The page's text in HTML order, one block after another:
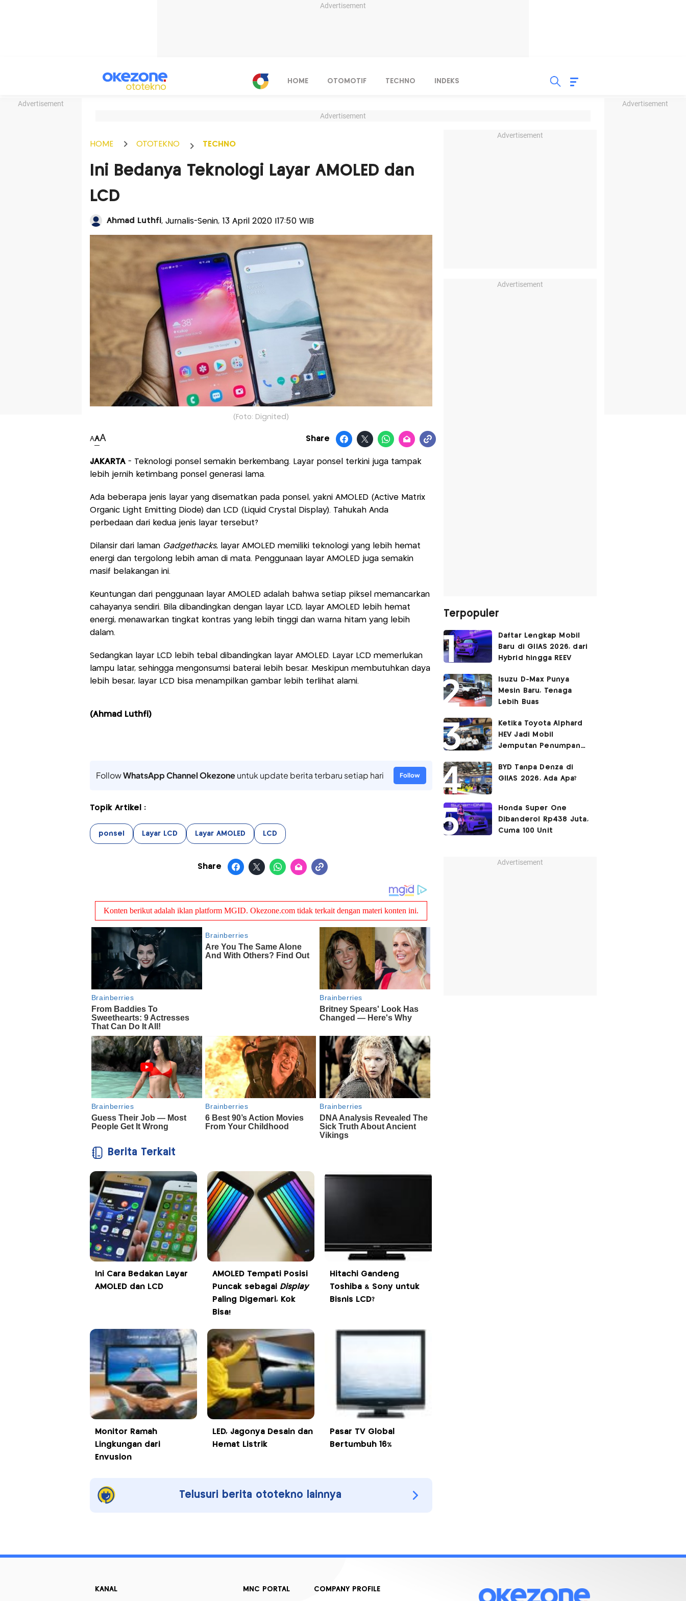
Advertisement
Advertisement Advertisement
HOME OTOMOTIF TECHNO INDEKS
Advertisement
HOME OTOTEKNO TECHNO
Ini Bedanya Teknologi Layar AMOLED dan
LCD
Ahmad Luthfi, Jurnalis-Senin, 13 April 2020 |17:50 WIB
(Foto: Dignited)
AAA Share
JAKARTA - Teknologi ponsel semakin berkembang. Layar ponsel terkini juga tampak
lebih jernih ketimbang ponsel generasi lama.
Ada beberapa jenis layar yang disematkan pada ponsel, yakni AMOLED (Active Matrix
Organic Light Emitting Diode) dan LCD (Liquid Crystal Display). Tahukah Anda
perbedaan dari kedua jenis layar tersebut?
Dilansir dari laman Gadgethacks, layar AMOLED memiliki teknologi yang lebih hemat
energi dan tergolong lebih aman di mata. Penggunaan layar AMOLED juga semakin
masif belakangan ini.
Keuntungan dari penggunaan layar AMOLED adalah bahwa setiap piksel memancarkan
cahayanya sendiri. Bila dibandingkan dengan layar LCD, layar AMOLED lebih hemat
energi, menawarkan tingkat kontras yang lebih tinggi dan warna hitam yang lebih
dalam.
Sedangkan layar LCD lebih tebal dibandingkan layar AMOLED. Layar LCD memerlukan
lampu latar, sehingga mengonsumsi baterai lebih besar. Meskipun membutuhkan daya
lebih besar, layar LCD bisa menampilkan gambar lebih terlihat alami.
(Ahmad Luthfi)
FollowWhatsApp Channel Okezoneuntuk update berita terbaru setiap hari Follow
Topik Artikel :
ponsel Layar LCD Layar AMOLED LCD
Share
Berita Terkait
Ini Cara Bedakan Layar
AMOLED dan LCD
AMOLED Tempati Posisi
Puncak sebagai Display
Paling Digemari, Kok
Bisa!
Hitachi Gandeng
Toshiba & Sony untuk
Bisnis LCD?
Monitor Ramah
Lingkungan dari
Envusion
LED, Jagonya Desain dan
Hemat Listrik
Pasar TV Global
Bertumbuh 16%
Telusuri berita ototekno lainnya
Advertisement
Advertisement
Terpopuler
Daftar Lengkap Mobil
Baru di GIIAS 2026, dari
Hybrid hingga REEV
Isuzu D-Max Punya
Mesin Baru, Tenaga
Lebih Buas
Ketika Toyota Alphard
HEV Jadi Mobil
Jemputan Penumpang
BYD Tanpa Denza di
GIIAS 2026, Ada Apa?
Honda Super One
Dibanderol Rp438 Juta,
Cuma 100 Unit
Advertisement